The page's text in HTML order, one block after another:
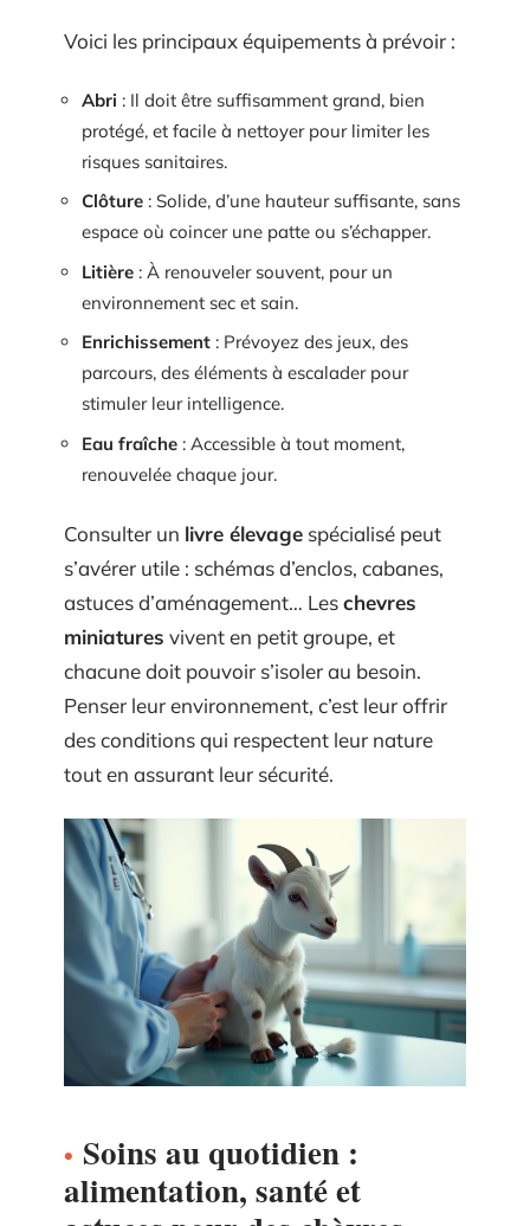
Voici les principaux équipements à prévoir :
Abri : Il doit être suffisamment grand, bien
protégé, et facile à nettoyer pour limiter les
risques sanitaires.
Clôture : Solide, d’une hauteur suffisante, sans
espace où coincer une patte ou s’échapper.
Litière : À renouveler souvent, pour un
environnement sec et sain.
Enrichissement : Prévoyez des jeux, des
parcours, des éléments à escalader pour
stimuler leur intelligence.
Eau fraîche : Accessible à tout moment,
renouvelée chaque jour.
Consulter un livre élevage spécialisé peut
s’avérer utile : schémas d’enclos, cabanes,
astuces d’aménagement… Leschevres
miniatures vivent en petit groupe, et
chacune doit pouvoir s’isoler au besoin.
Penser leur environnement, c’est leur offrir
des conditions qui respectent leur nature
tout en assurant leur sécurité.
Soins au quotidien :
alimentation, santé et